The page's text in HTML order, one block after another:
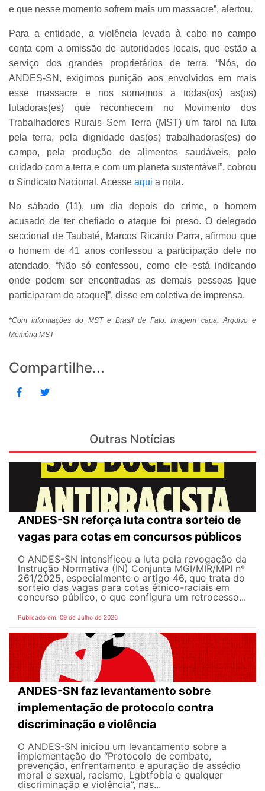
e que nesse momento sofrem mais um massacre”, alertou.
Para a entidade, a violência levada à cabo no campo
conta com a omissão de autoridades locais, que estão a
serviço dos grandes proprietários de terra. “Nós, do
ANDES-SN, exigimos punição aos envolvidos em mais
esse massacre e nos somamos a todas(os) as(os)
lutadoras(es) que reconhecem no Movimento dos
Trabalhadores Rurais Sem Terra (MST) um farol na luta
pela terra, pela dignidade das(os) trabalhadoras(es) do
campo, pela produção de alimentos saudáveis, pelo
cuidado com a terra e com um planeta sustentável”, cobrou
o Sindicato Nacional. Acesse aqui a nota.
No sábado (11), um dia depois do crime, o homem
acusado de ter chefiado o ataque foi preso. O delegado
seccional de Taubaté, Marcos Ricardo Parra, afirmou que
o homem de 41 anos confessou a participação dele no
atendado. “Não só confessou, como ele está indicando
onde podem ser encontradas as demais pessoas [que
participaram do ataque]”, disse em coletiva de imprensa.
*Com informações do MST e Brasil de Fato. Imagem capa: Arquivo e
Memória MST
Compartilhe...
Outras Notícias
ANDES-SN reforça luta contra sorteio de
vagas para cotas em concursos públicos
O ANDES-SN intensificou a luta pela revogação da
Instrução Normativa (IN) Conjunta MGI/MIR/MPI nº
261/2025, especialmente o artigo 46, que trata do
sorteio das vagas para cotas étnico-raciais em
concurso público, o que configura um retrocesso...
Publicado em: 09 de Julho de 2026
ANDES-SN faz levantamento sobre
implementação de protocolo contra
discriminação e violência
O ANDES-SN iniciou um levantamento sobre a
implementação do “Protocolo de combate,
prevenção, enfrentamento e apuração de assédio
moral e sexual, racismo, Lgbtfobia e qualquer
discriminação e violência”, nas...